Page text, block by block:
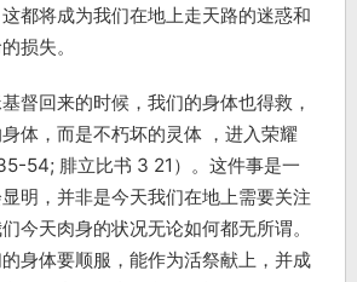
都将成为我们在地上走天路的迷惑和
损失。
督回来的时候，我们的身体也得救，
体，而是不朽坏的灵体 ，进入荣耀
54; 腓立比书 3 21）。这件事是一
明，并非是今天我们在地上需要关注
今天肉身的状况无论如何都无所谓。
身体要顺服，能作为活祭献上，并成